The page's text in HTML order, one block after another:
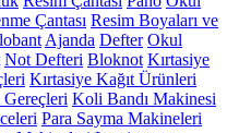
Çantası Resim Boyaları ve
Ajanda Defter Okul
Not Defteri Bloknot Kırtasiye
Kırtasiye Kağıt Ürünleri
Gereçleri Koli Bandı Makinesi
Para Sayma Makineleri